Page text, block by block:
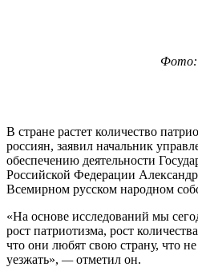
Фото:
В стране растет количество
россиян, заявил начальник
обеспечению деятельности
Российской Федерации
Всемирном русском народном
«На основе исследований мы
рост патриотизма, рост
что они любят свою страну, что
уезжать», —отметил он.